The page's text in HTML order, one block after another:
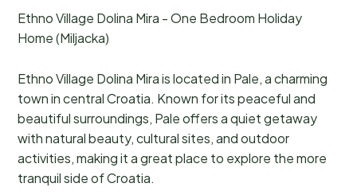
Ethno Village Dolina Mira - One Bedroom Holiday
Home (Miljacka)
Ethno Village Dolina Mira is located in Pale, a charming
town in central Croatia. Known for its peaceful and
beautiful surroundings, Pale offers a quiet getaway
with natural beauty, cultural sites, and outdoor
activities, making it a great place to explore the more
tranquil side of Croatia.